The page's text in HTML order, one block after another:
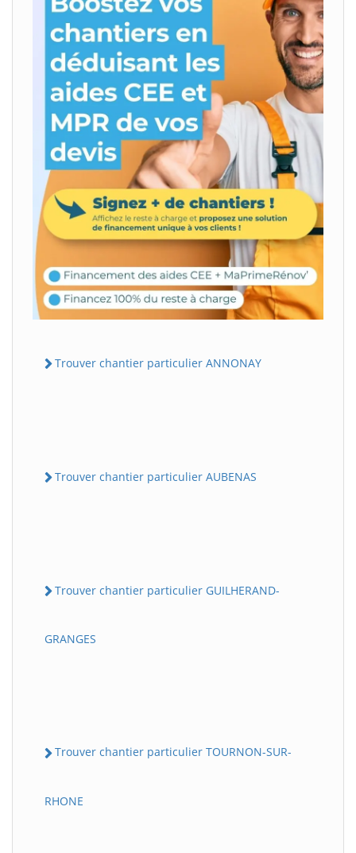
Trouver chantier particulier ANNONAY
Trouver chantier particulier AUBENAS
Trouver chantier particulier GUILHERAND-
GRANGES
Trouver chantier particulier TOURNON-SUR-
RHONE